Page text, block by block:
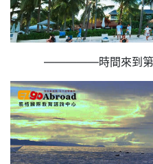
—————時間來